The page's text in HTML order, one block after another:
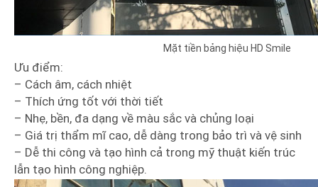
Mặt tiền bảng hiệu HD Smile
Ưu điểm:
– Cách âm, cách nhiệt
– Thích ứng tốt với thời tiết
– Nhẹ, bền, đa dạng về màu sắc và chủng loại
– Giá trị thẩm mĩ cao, dễ dàng trong bảo trì và vệ sinh
– Dễ thi công và tạo hình cả trong mỹ thuật kiến trúc
lẫn tạo hình công nghiệp.